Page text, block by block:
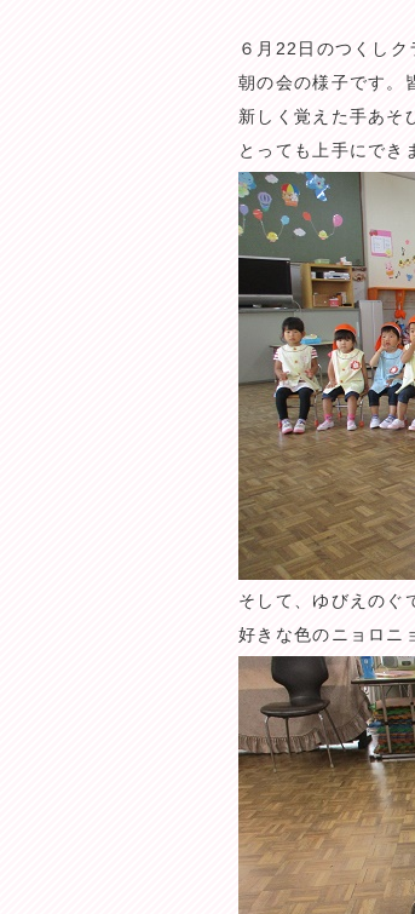
６月22日のつくしク
朝の会の様子です。
新しく覚えた手あそ
とっても上手にでき
そして、ゆびえのぐ
好きな色のニョロニ